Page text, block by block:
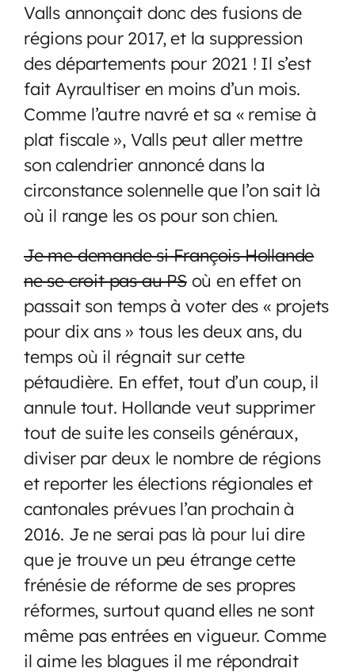
Valls annonçait donc des fusions de
régions pour 2017, et la suppression
des départements pour 2021 ! Il s’est
fait Ayraultiser en moins d’un mois.
Comme l’autre navré et sa « remise à
plat fiscale », Valls peut aller mettre
son calendrier annoncé dans la
circonstance solennelle que l’on sait là
où il range les os pour son chien.
Je me demande si François Hollande
ne se croit pas au PSoù en effet on
passait son temps à voter des « projets
pour dix ans » tous les deux ans, du
temps où il régnait sur cette
pétaudière. En effet, tout d’un coup, il
annule tout. Hollande veut supprimer
tout de suite les conseils généraux,
diviser par deux le nombre de régions
et reporter les élections régionales et
cantonales prévues l’an prochain à
2016. Je ne serai pas là pour lui dire
que je trouve un peu étrange cette
frénésie de réforme de ses propres
réformes, surtout quand elles ne sont
même pas entrées en vigueur. Comme
il aime les blagues il me répondrait